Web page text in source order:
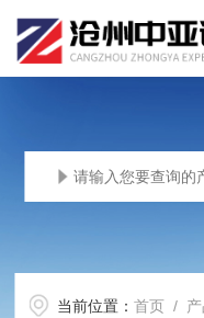
当前位置：首页 /